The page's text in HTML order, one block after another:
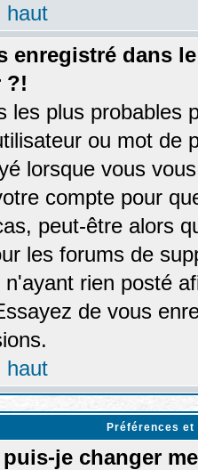
haut
enregistré dans
?!
les plus probables
ou mot de
lorsque vous
compte pour
peut-être alors
les forums de
n'ayant rien posté
de vous
haut
Préférences
je changer